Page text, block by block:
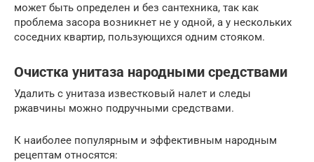
может быть определен и без сантехника, так как
проблема засора возникнет не у одной, а у нескольких
соседних квартир, пользующихся одним стояком.
Очистка унитаза народными средствами
Удалить с унитаза известковый налет и следы
ржавчины можно подручными средствами.
К наиболее популярным и эффективным народным
рецептам относятся: